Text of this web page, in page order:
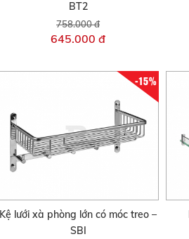
BT2
758.000 đ
645.000 đ
-15%
Kệ lưới xà phòng lớn có móc treo –
SBI